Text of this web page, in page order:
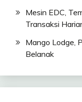
Mesin EDC,
Transaksi
Mango Lodge,
Belanak